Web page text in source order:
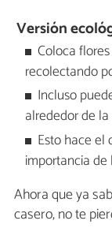
Versión
Coloca
recolectando
Incluso
alrededor de
Esto hace el
importancia de
Ahora que ya
casero, no te